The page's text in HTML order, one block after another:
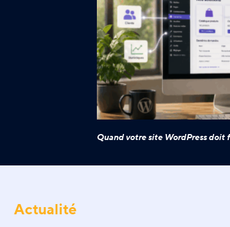
Quand votre site WordPress doit
Actualité